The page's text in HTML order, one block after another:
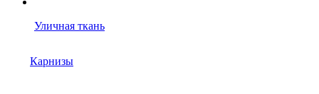
Уличная ткань
Карнизы